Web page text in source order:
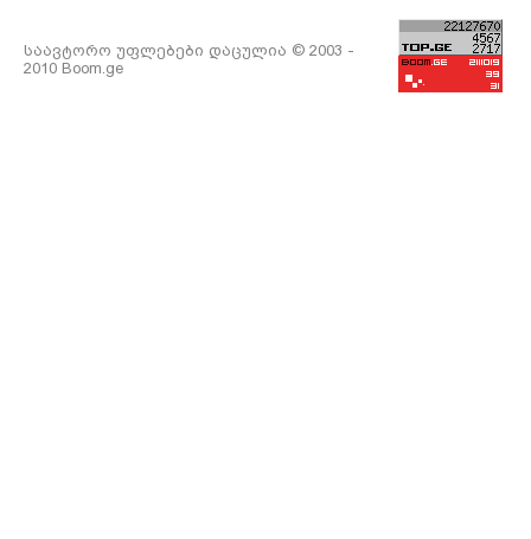
საავტორო უფლებები დაცულია © 2003 -
2010 Boom.ge